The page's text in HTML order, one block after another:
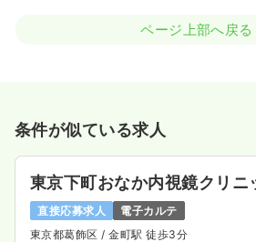
ページ上部へ戻る
条件が似ている求人
東京下町おなか内視鏡クリニ
直接応募求人
電子カルテ
東京都葛飾区 / 金町駅 徒歩3分